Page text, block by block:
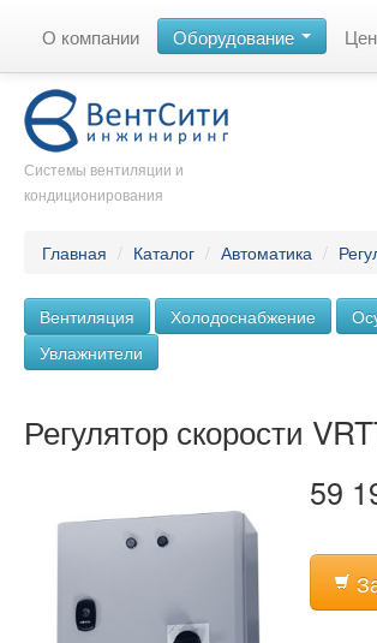
О компании Оборудование
Системы вентиляции и
кондиционирования
Главная / Каталог / Автоматика /
Вентиляция Холодоснабжение
Увлажнители
Регулятор скорости
59